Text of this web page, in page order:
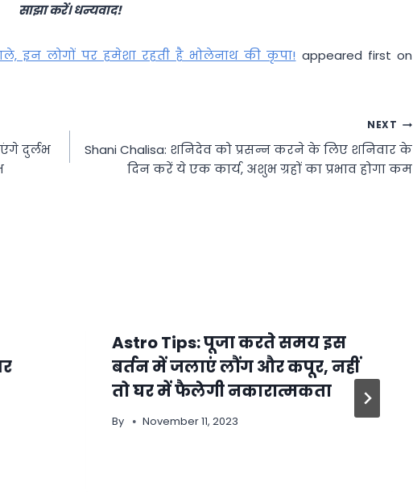
साझा करें। धन्यवाद!
इन लोगों पर हमेशा रहती है भोलेनाथ की कृपा! appeared first on
दुर्लभ
NEXT
Shani Chalisa: शनिदेव को प्रसन्न करने के लिए शनिवार के
दिन करें ये एक कार्य, अशुभ ग्रहों का प्रभाव होगा कम
Astro Tips: पूजा करते समय इस
बर्तन में जलाएं लौंग और कपूर, नहीं
तो घर में फैलेगी नकारात्मकता
By November 11, 2023